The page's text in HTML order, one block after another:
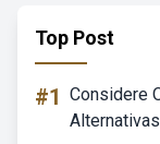
Top Post
#1 Considere